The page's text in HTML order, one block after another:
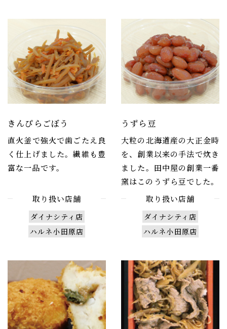
きんぴらごぼう
直火釜で強火で歯ごたえ良
く仕上げました。繊維も豊
富な一品です。
取り扱い店舗
ダイナシティ店
ハルネ小田原店
うずら豆
大粒の北海道産の大正金時
を、創業以来の手法で炊き
ました。田中屋の創業一番
窯はこのうずら豆でした。
取り扱い店舗
ダイナシティ店
ハルネ小田原店